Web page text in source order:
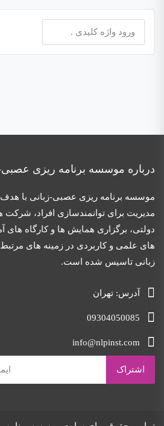
برای:
درباره موسسه برنامه ریزی
موسسه برنامه ریزی عصبی-زبانی با هدف
مدیریت برای توانمندسازی افراد،
دولتی، برگزاری همایش ها و کارگاه
های علمی و کاربردی در زمینه های
زبانی تاسیس شده است.
آدرس: تهران
09304050085
info@nlpinst.com